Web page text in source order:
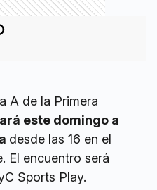
A de la Primera
este domingo a
desde las 16 en el
El encuentro será
Sports Play.